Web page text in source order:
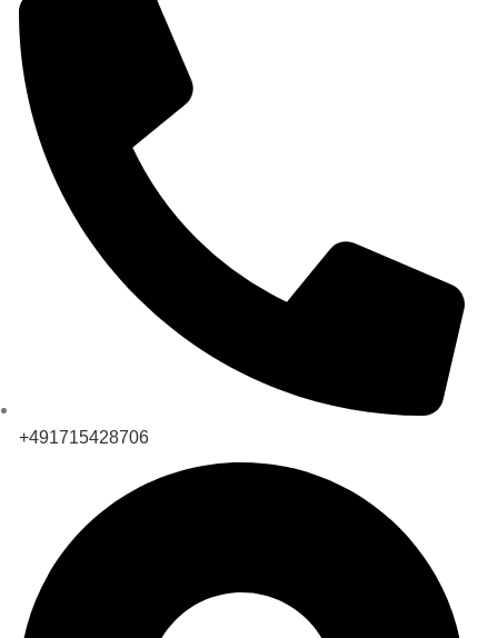
+491715428706